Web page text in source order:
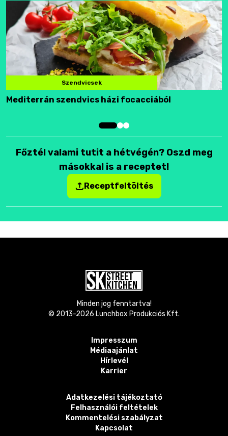
Szendvicsek
Mediterrán szendvics házi focacciából
Főztél valami tutit a hétvégén? Oszd meg
másokkal is a receptet!
Receptfeltöltés
Minden jog fenntartva!
© 2013-2026 Lunchbox Produkciós Kft.
Impresszum
Médiaajánlat
Hírlevél
Karrier
Adatkezelési tájékoztató
Felhasználói feltételek
Kommentelési szabályzat
Kapcsolat